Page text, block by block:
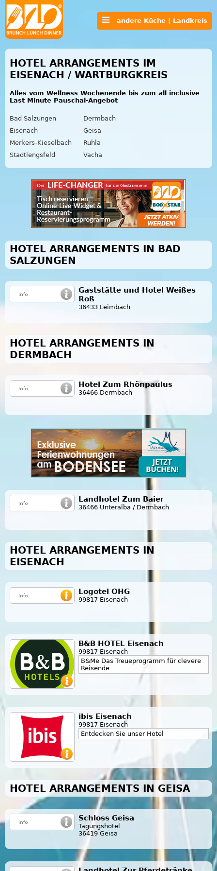
andere Küche | Landkreis
HOTEL ARRANGEMENTS IM
EISENACH / WARTBURGKREIS
Alles vom Wellness Wochenende bis zum all inclusive
Last Minute Pauschal-Angebot
Bad Salzungen
Dermbach
Eisenach
Geisa
Merkers-Kieselbach
Ruhla
Stadtlengsfeld
Vacha
HOTEL ARRANGEMENTS IN BAD
SALZUNGEN
Gaststätte und Hotel Weißes
Roß
36433 Leimbach
HOTEL ARRANGEMENTS IN
DERMBACH
Hotel Zum Rhönpaulus
36466 Dermbach
Landhotel Zum Baier
36466 Unteralba / Dermbach
HOTEL ARRANGEMENTS IN
EISENACH
Logotel OHG
99817 Eisenach
B&B HOTEL Eisenach
99817 Eisenach
B&Me Das Treueprogramm für clevere
Reisende
ibis Eisenach
99817 Eisenach
Entdecken Sie unser Hotel
HOTEL ARRANGEMENTS IN GEISA
Schloss Geisa
Tagungshotel
36419 Geisa